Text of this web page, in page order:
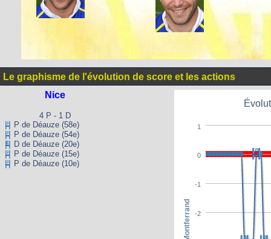
Le graphisme de l'évolution de score et les actions
Nice
4 P - 1 D
P de Déauze (58e)
P de Déauze (54e)
D de Déauze (20e)
P de Déauze (15e)
P de Déauze (10e)
-2
-1
0
1